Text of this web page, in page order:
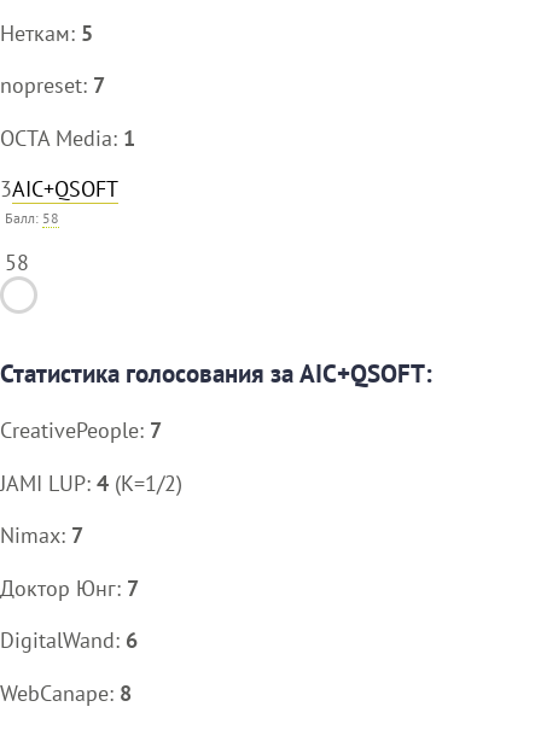
Неткам: 5
nopreset: 7
OCTA Media: 1
3AIC+QSOFT
Балл: 58
58
Статистика голосования за AIC+QSOFT:
CreativePeople: 7
JAMI LUP: 4 (K=1/2)
Nimax: 7
Доктор Юнг: 7
DigitalWand: 6
WebCanape: 8